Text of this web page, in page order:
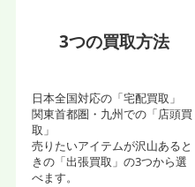
3つの買取方法
日本全国対応の「宅配買取」
関東首都圏・九州での「店頭買
取」
売りたいアイテムが沢山あると
きの「出張買取」の3つから選
べます。